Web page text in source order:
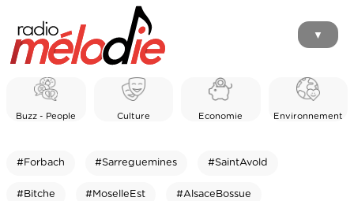
▼
Buzz - People Culture Economie Environnement
#Forbach #Sarreguemines #SaintAvold
#Bitche #MoselleEst #AlsaceBossue